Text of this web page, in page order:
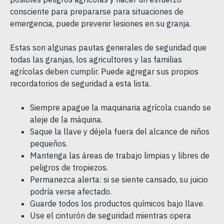
consciente para prepararse para situaciones de
emergencia, puede prevenir lesiones en su granja.
Estas son algunas pautas generales de seguridad que
todas las granjas, los agricultores y las familias
agrícolas deben cumplir. Puede agregar sus propios
recordatorios de seguridad a esta lista.
Siempre apague la maquinaria agrícola cuando se
aleje de la máquina.
Saque la llave y déjela fuera del alcance de niños
pequeños.
Mantenga las áreas de trabajo limpias y libres de
peligros de tropiezos.
Permanezca alerta: si se siente cansado, su juicio
podría verse afectado.
Guarde todos los productos químicos bajo llave.
Use el cinturón de seguridad mientras opera